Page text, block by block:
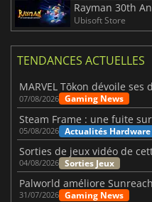
Rayman 30th
Ubisoft Store
TENDANCES ACTUELLES
07/08/2026 Gaming News
05/08/2026 Actualités Hardware
04/08/2026 Sorties Jeux
Palworld améliore
31/07/2026 Gaming News